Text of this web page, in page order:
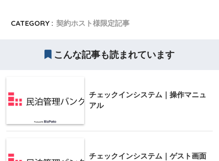
CATEGORY : 契約ホスト様限定記事
こんな記事も読まれています
チェックインシステム｜操作マニュ
アル
チェックインシステム｜ゲスト画面